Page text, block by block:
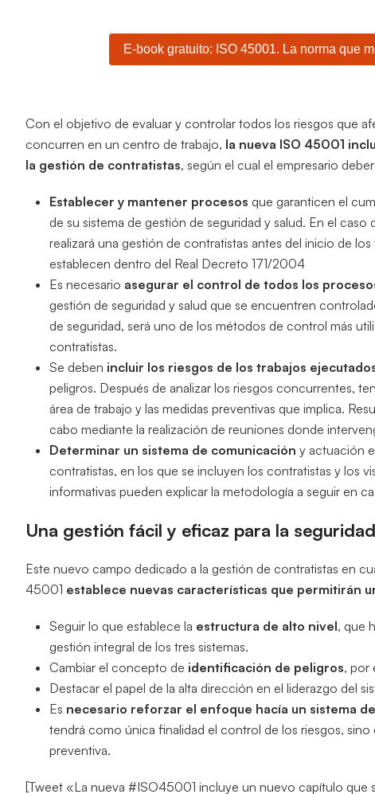
E-book gratuito: ISO 45001. La norma que
Con el objetivo de evaluar y controlar todos los riesgos que
concurren en un centro de trabajo, la nueva ISO 45001
la gestión de contratistas, según el cual el empresario
Establecer y mantener procesos que garanticen el
de su sistema de gestión de seguridad y salud. En el
realizará una gestión de contratistas antes del inicio de
establecen dentro del Real Decreto 171/2004
Es necesario asegurar el control de todos los
gestión de seguridad y salud que se encuentren
de seguridad, será uno de los métodos de control más
contratistas.
Se deben incluir los riesgos de los trabajos
peligros. Después de analizar los riesgos concurrentes,
área de trabajo y las medidas preventivas que implica.
cabo mediante la realización de reuniones donde
Determinar un sistema de comunicación y actuación
contratistas, en los que se incluyen los contratistas y los
informativas pueden explicar la metodología a seguir en
Una gestión fácil y eficaz para la
Este nuevo campo dedicado a la gestión de contratistas en
45001 establece nuevas características que permitirán
Seguir lo que establece la estructura de alto nivel, que
gestión integral de los tres sistemas.
Cambiar el concepto de identificación de peligros, por
Destacar el papel de la alta dirección en el liderazgo del
Es necesario reforzar el enfoque hacía un sistema
tendrá como única finalidad el control de los riesgos,
preventiva.
[Tweet «La nueva #ISO45001 incluye un nuevo capítulo que